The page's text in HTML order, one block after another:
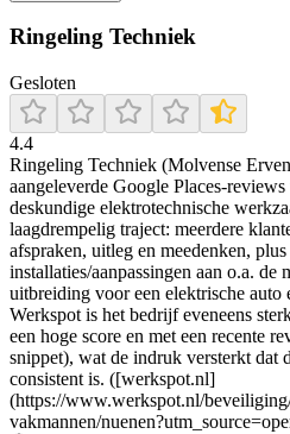
Ringeling Techniek
Gesloten
4.4
Ringeling Techniek (Molvense
aangeleverde Google Places-
deskundige elektrotechnische
laagdrempelig traject: meerdere
afspraken, uitleg en meedenken,
installaties/aanpassingen aan o.a. de
uitbreiding voor een elektrische auto
Werkspot is het bedrijf eveneens
een hoge score en met een recente
snippet), wat de indruk versterkt dat
consistent is. ([werkspot.nl]
(https://www.werkspot.nl/
vakmannen/